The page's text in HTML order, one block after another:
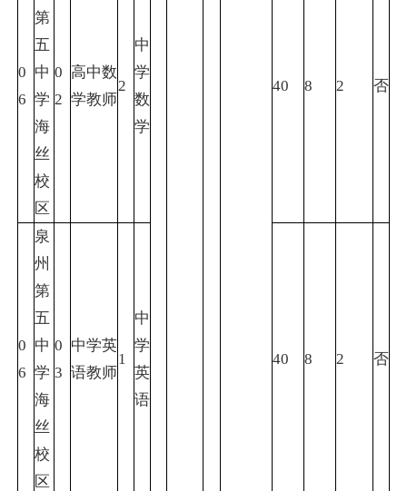
0
6
第
五
中
学
海
丝
校
区
0
2
高中数
学教师
2
中
学
数
学
40 8 2 否
0
6
泉
州
第
五
中
学
海
丝
校
区
0
3
中学英
语教师
1
中
学
英
语
40 8 2 否